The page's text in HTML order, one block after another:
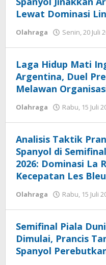
oleh
EditorLewat Dominasi
Olahraga Senin, 20 Juli
Laga Hidup Mati
Argentina, Duel
Melawan
Olahraga Rabu, 15 Juli
Analisis Taktik
Spanyol di
2026: Dominasi La
Kecepatan Les
Olahraga Rabu, 15 Juli
Semifinal Piala
Dimulai, Prancis
Spanyol